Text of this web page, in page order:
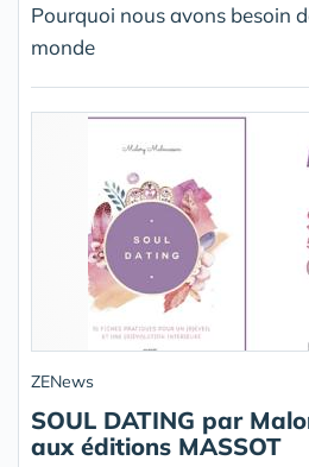
Pourquoi nous avons besoin
monde
ZENews
SOUL DATING par
aux éditions MASSOT